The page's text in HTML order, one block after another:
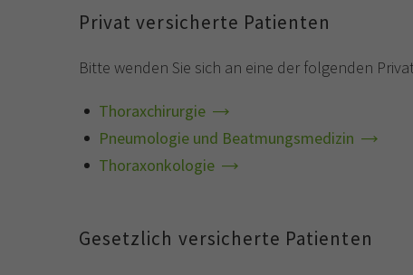
Privat versicherte Patienten
Bitte wenden Sie sich an eine der folgenden
Thoraxchirurgie
Pneumologie und Beatmungsmedizin
Thoraxonkologie
Gesetzlich versicherte Patienten